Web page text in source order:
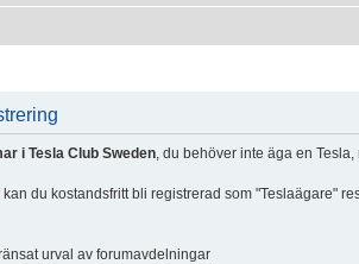
i Tesla Club Sweden , du behöver inte äga en
kan du kostandsfritt bli registrerad som "Teslaägare"
urval av forumavdelningar